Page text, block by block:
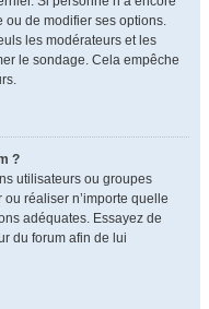
ou de modifier ses options.
les modérateurs et les
le sondage. Cela empêche
?
utilisateurs ou groupes
réaliser n’importe quelle
adéquates. Essayez de
du forum afin de lui